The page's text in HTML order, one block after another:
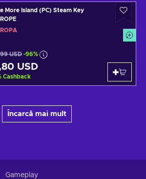
More Island (PC) Steam Key
USD -96%
USD
Cashback
Încarcă mai mult
Gameplay